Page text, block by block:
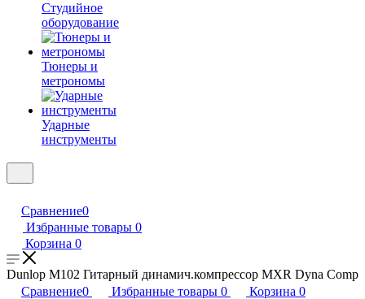
Студийное
оборудование
Тюнеры и
метрономы
Ударные
инструменты
Сравнение0
Избранные товары 0
Корзина 0
Dunlop M102 Гитарный динамич.компрессор MXR Dyna Comp
Сравнение0 Избранные товары 0 Корзина 0